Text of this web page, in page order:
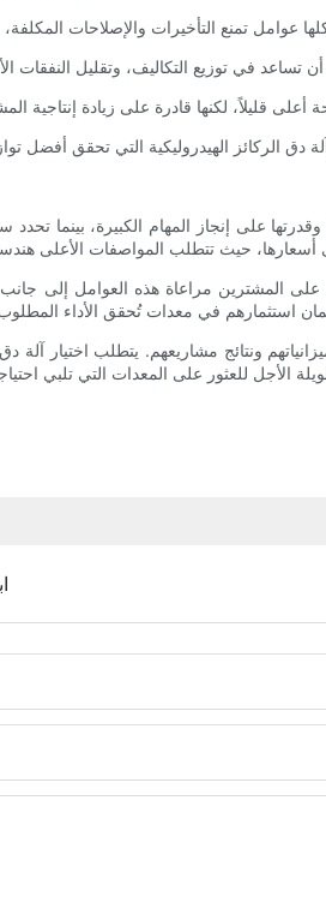
على إنجاز المهام الكبيرة، بينما
على المشترين مراعاة هذه العوامل إلى
ونتائج مشاريعهم. يتطلب اختيار آلة دق